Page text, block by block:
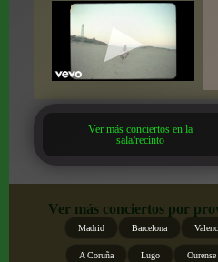
Ver más conciertos en la
sala/recinto
Ver más conciertos por
Madrid Barcelona
A Coruña Lugo Ourense